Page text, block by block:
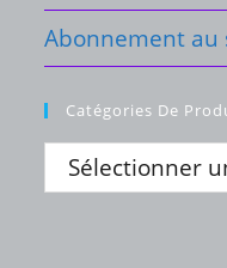
Abonnement au
Catégories De